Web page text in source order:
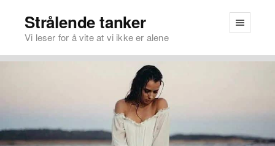
Strålende tanker
Vi leser for å vite at vi ikke er alene